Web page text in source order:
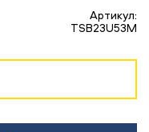
Артикул:
TSB23U53M